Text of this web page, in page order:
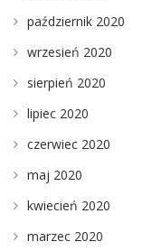
październik 2020
wrzesień 2020
sierpień 2020
lipiec 2020
czerwiec 2020
maj 2020
kwiecień 2020
marzec 2020